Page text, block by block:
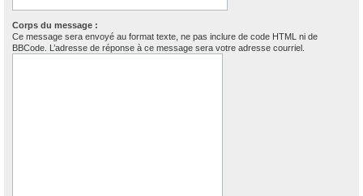
Corps du message :
Ce message sera envoyé au format texte, ne pas inclure de code HTML ni de
BBCode. L’adresse de réponse à ce message sera votre adresse courriel.